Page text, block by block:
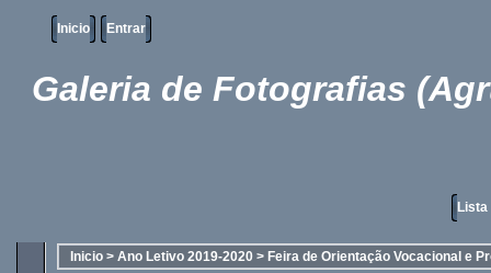
Inicio Entrar
Galeria de Fotografias
Inicio > Ano Letivo 2019-2020 > Feira de Orientação Vocacional e